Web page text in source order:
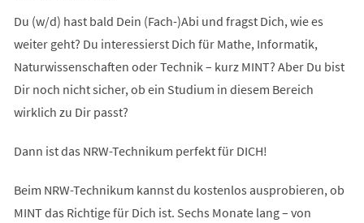
Du (w/d) hast bald Dein (Fach-)Abi und fragst Dich, wie es
weiter geht? Du interessierst Dich für Mathe, Informatik,
Naturwissenschaften oder Technik – kurz MINT? Aber Du bist
Dir noch nicht sicher, ob ein Studium in diesem Bereich
wirklich zu Dir passt?
Dann ist das NRW-Technikum perfekt für DICH!
Beim NRW-Technikum kannst du kostenlos ausprobieren, ob
MINT das Richtige für Dich ist. Sechs Monate lang – von